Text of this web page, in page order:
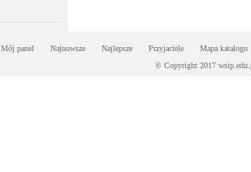
Mój panel Najnowsze Najlepsze Przyjaciele
Mapa katalogu
© Copyright 2017